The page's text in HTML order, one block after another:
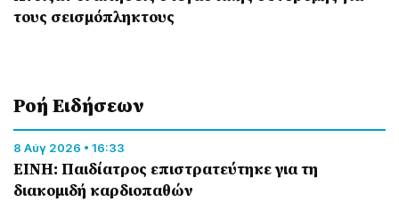
τους σεισμόπληκτους
Ροή Eιδήσεων
8 Αύγ 2026 • 16:33
ΕΙΝΗ: Παιδίατρος επιστρατεύτηκε για τη
διακομιδή καρδιοπαθών